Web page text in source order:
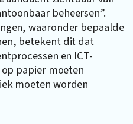
beheersen”.
waaronder bepaalde
betekent dit dat
en ICT-
papier moeten
moeten worden